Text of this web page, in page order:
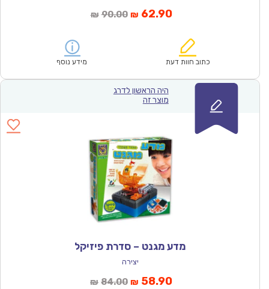
₪ 90.00המחיר
₪90.00.
₪ 62.90המחיר
הוא:
כתוב חוות דעת מידע נוסף
היה הראשון לדרג
מוצר זה
מדע מגנט – סדרת פיזיקל
יצירה
₪ 84.00המחיר
₪ 58.90המחיר